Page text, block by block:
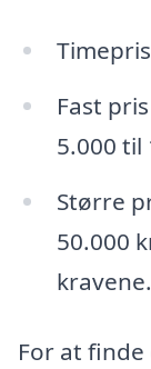
Fast
5.000 til
Større
50.000
kravene.
For at